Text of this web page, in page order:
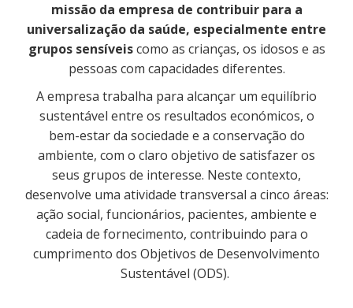
missão da empresa de contribuir para a
universalização da saúde, especialmente entre
grupos sensíveiscomo as crianças, os idosos e as
pessoas com capacidades diferentes.
A empresa trabalha para alcançar um equilíbrio
sustentável entre os resultados económicos, o
bem-estar da sociedade e a conservação do
ambiente, com o claro objetivo de satisfazer os
seus grupos de interesse. Neste contexto,
desenvolve uma atividade transversal a cinco áreas:
ação social, funcionários, pacientes, ambiente e
cadeia de fornecimento, contribuindo para o
cumprimento dos Objetivos de Desenvolvimento
Sustentável (ODS).